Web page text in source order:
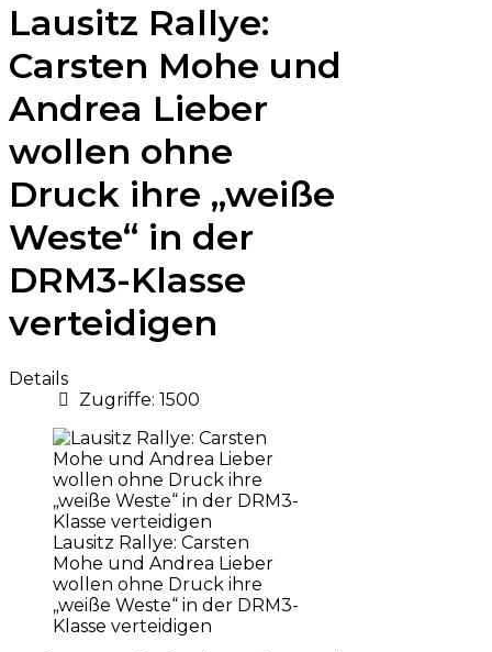
Lausitz Rallye:
Carsten Mohe und
Andrea Lieber
wollen ohne
Druck ihre „weiße
Weste“ in der
DRM3-Klasse
verteidigen
Details
Zugriffe: 1500
Lausitz Rallye: Carsten
Mohe und Andrea Lieber
wollen ohne Druck ihre
„weiße Weste“ in der DRM3-
Klasse verteidigen